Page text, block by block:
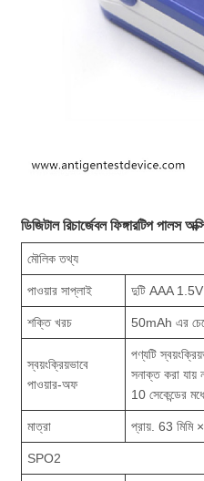
ডিজিটাল রিচার্জেবল ফিঙ্গারটিপ পালস
মৌলিক তথ্য
পাওয়ার সাপ্লাই দুটি AAA 1.5V
শক্তি খরচ 50mAh এর
স্বয়ংক্রিয়ভাবে
পাওয়ার-অফ
পণ্যটি
সনাক্ত করা যায়
10 সেকেন্ডের
মাত্রা প্রায়. 63 মিমি
SPO2